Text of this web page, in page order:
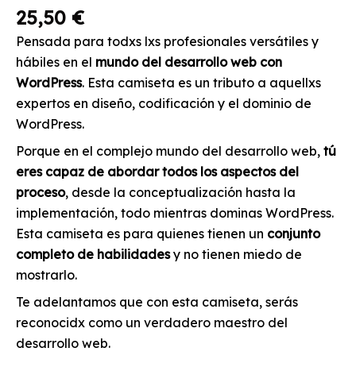
25,50 €
Pensada para todxs lxs profesionales versátiles y
hábiles en el mundo del desarrollo web con
WordPress. Esta camiseta es un tributo a aquellxs
expertos en diseño, codificación y el dominio de
WordPress.
Porque en el complejo mundo del desarrollo web, tú
eres capaz de abordar todos los aspectos del
proceso, desde la conceptualización hasta la
implementación, todo mientras dominas WordPress.
Esta camiseta es para quienes tienen un conjunto
completo de habilidadesy no tienen miedo de
mostrarlo.
Te adelantamos que con esta camiseta, serás
reconocidx como un verdadero maestro del
desarrollo web.